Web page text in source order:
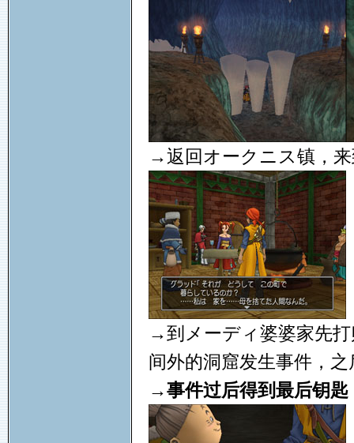
→返回オークニス镇，
→到メーディ婆婆家先
间外的洞窟发生事件，
→事件过后得到最后钥匙